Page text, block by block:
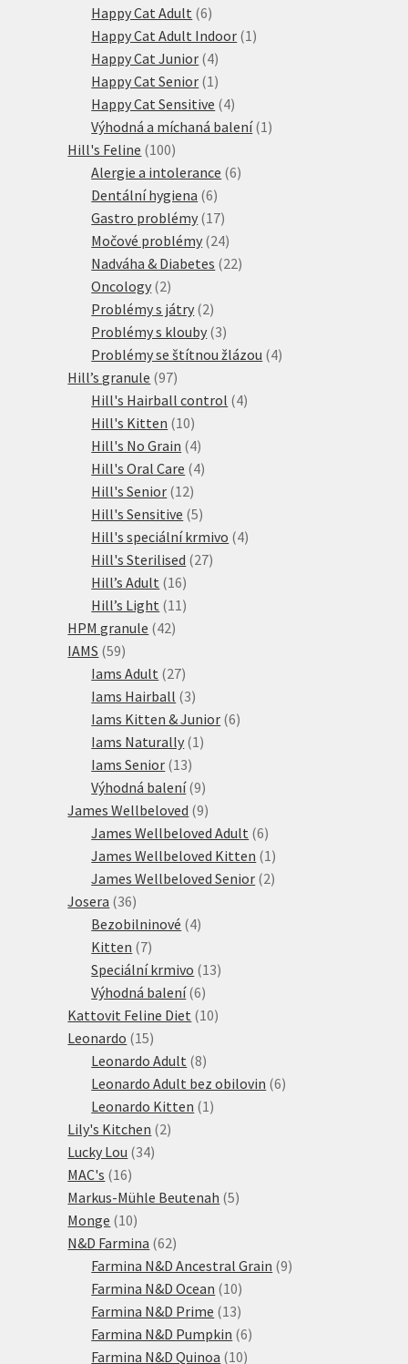
produktů
Happy Cat Adult 66
produktů
Happy Cat Adult Indoor 1 1
Happy Cat Junior 44
produkty
Happy Cat Senior 1 1
produkt
Happy Cat Sensitive 44
produkty
Výhodná a míchaná balení 1 1
Hill's Feline 100100
produktů
Alergie a intolerance 66
Dentální hygiena 66
produktů
Gastro problémy 1717
produktů
Močové problémy 2424
produktů
Nadváha & Diabetes 2222
Oncology 22
produkty
Problémy s játry 22
produkty
Problémy s klouby 33
produkty
Problémy se štítnou žlázou 44
Hill’s granule 9797
produktů
Hill's Hairball control 44
Hill's Kitten 1010
produktů
Hill's No Grain 44
produkty
Hill's Oral Care 44
Hill's Senior 1212
produktů
Hill's Sensitive 55
produktů
Hill's speciální krmivo 44
Hill's Sterilised 2727
Hill’s Adult 1616
produktů
Hill’s Light 11 11
HPM granule 4242
IAMS 5959
produktů
Iams Adult 2727
produktů
Iams Hairball 33
produkty
Iams Kitten & Junior 66
Iams Naturally 1 1
Iams Senior 1313
produktů
Výhodná balení 99
produktů
James Wellbeloved 99
produktů
James Wellbeloved Adult 66
produktů
James Wellbeloved Kitten 1 1
produkt
James Wellbeloved Senior 22
Josera 3636
produktů
Bezobilninové 44
Kitten 77
produktů
Speciální krmivo 1313
Výhodná balení 66
produktů
Kattovit Feline Diet 1010
Leonardo 1515
produktů
Leonardo Adult 88
produktů
Leonardo Adult bez obilovin 66
Leonardo Kitten 1 1
Lily's Kitchen 22
Lucky Lou 3434
MAC's 1616
produktů
Markus-Mühle Beutenah 55
Monge 1010
produktů
N&D Farmina 6262
produktů
Farmina N&D Ancestral Grain 99
Farmina N&D Ocean 1010
produktů
Farmina N&D Prime 1313
produktů
Farmina N&D Pumpkin 66
Farmina N&D Quinoa 1010